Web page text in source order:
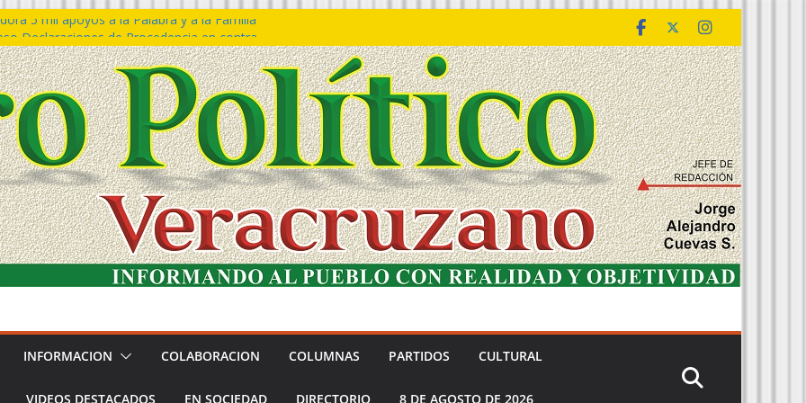
5 mil apoyos a la Palabra y a la Familia
Declaraciones de Procedencia en contra
𝙂𝙤𝙗𝙞𝙚𝙧𝙣𝙤 𝙙𝙚𝙡 𝙀𝙨𝙩𝙖𝙙𝙤 𝙖 𝙙𝙞𝙨𝙛𝙧𝙪𝙩𝙖𝙧
𝙙𝙚𝙡 𝙈𝙖𝙧 𝙚𝙣 𝘾𝙤𝙖𝙩𝙯𝙖𝙘𝙤𝙖𝙡𝙘𝙤𝙨
de policías con vocación de servicio y
SSP
Bravo rechaza acusaciones y asegura que
solicitud de desafuero
INFORMACION COLABORACION COLUMNAS PARTIDOS CULTURAL
VIDEOS DESTACADOS EN SOCIEDAD DIRECTORIO 8 DE AGOSTO DE 2026